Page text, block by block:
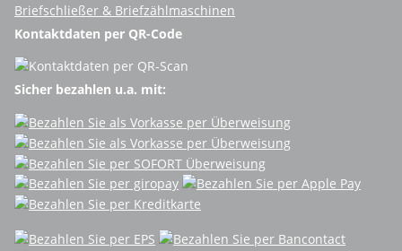
Briefschließer & Briefzählmaschinen
Kontaktdaten per QR-Code
Sicher bezahlen u.a. mit: